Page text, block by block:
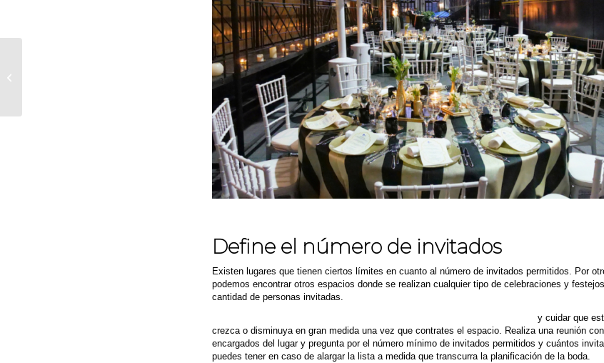
Define el número de invitados
Existen lugares que tienen ciertos límites en cuanto al número de invitados permitidos. Por
podemos encontrar otros espacios donde se realizan cualquier tipo de celebraciones y
cantidad de personas invitadas.
y cuidar que
crezca o disminuya en gran medida una vez que contrates el espacio. Realiza una reunión
encargados del lugar y pregunta por el número mínimo de invitados permitidos y cuántos
puedes tener en caso de alargar la lista a medida que transcurra la planificación de la boda.